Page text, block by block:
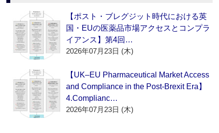
【ポスト・ブレグジット時代における英
国・EUの医薬品市場アクセスとコンプラ
イアンス】第4回…
2026年07月23日 (木)
【UK–EU Pharmaceutical Market Access
and Compliance in the Post-Brexit Era】
4.Complianc…
2026年07月23日 (木)